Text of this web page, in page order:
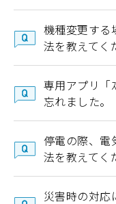
機種変更する
法を教えてく
専用アプリ「
忘れました。
停電の際、電
法を教えてく
災害時の対応